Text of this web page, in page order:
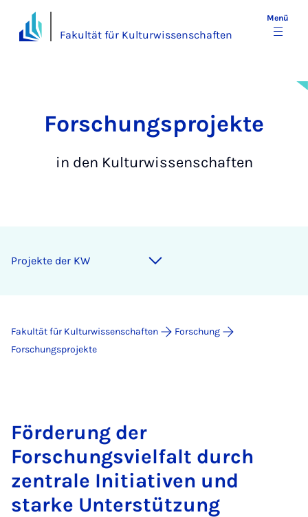
Fakultät für Kulturwissenschaften
Menü
For­­schungs­­pro­jek­te
in den Kulturwissenschaften
Projekte der KW
Fakultät für Kulturwissenschaften
Forschung
For­schungs­pro­jek­te
Förderung der
Forschungsvielfalt durch
zentrale Initiativen und
starke Unterstützung